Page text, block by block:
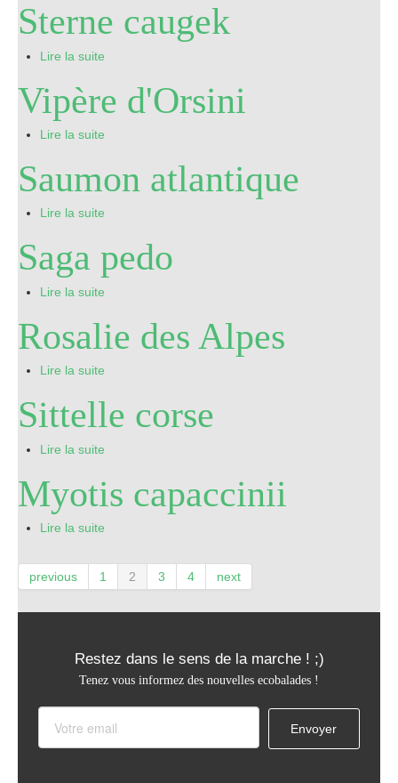
Sterne caugek
Lire la suite
Vipère d'Orsini
Lire la suite
Saumon atlantique
Lire la suite
Saga pedo
Lire la suite
Rosalie des Alpes
Lire la suite
Sittelle corse
Lire la suite
Myotis capaccinii
Lire la suite
previous 1 2 3 4 next
Restez dans le sens de la marche ! ;)
Tenez vous informez des nouvelles ecobalades !